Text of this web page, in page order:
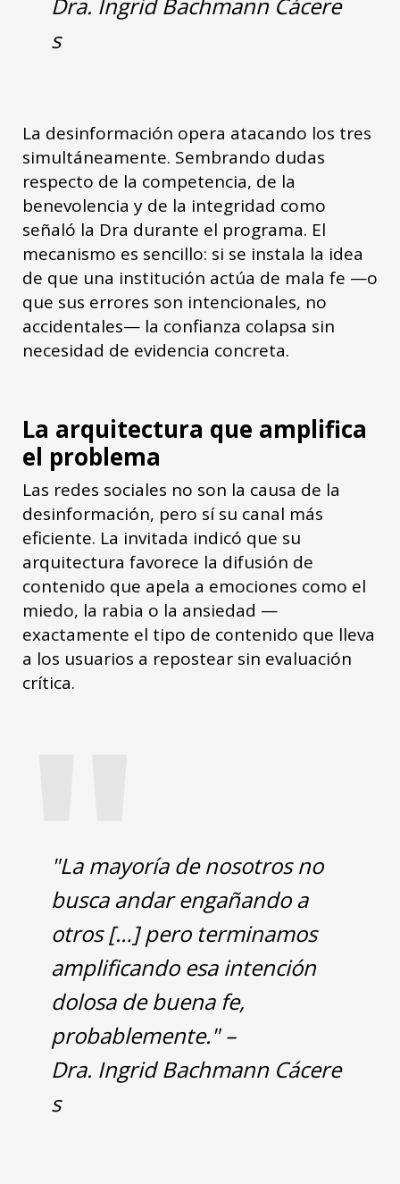
Dra. Ingrid Bachmann Cácere
s
La desinformación opera atacando los tres
simultáneamente. Sembrando dudas
respecto de la competencia, de la
benevolencia y de la integridad como
señaló la Dra durante el programa. El
mecanismo es sencillo: si se instala la idea
de que una institución actúa de mala fe —o
que sus errores son intencionales, no
accidentales— la confianza colapsa sin
necesidad de evidencia concreta.
La arquitectura que amplifica
el problema
Las redes sociales no son la causa de la
desinformación, pero sí su canal más
eficiente. La invitada indicó que su
arquitectura favorece la difusión de
contenido que apela a emociones como el
miedo, la rabia o la ansiedad —
exactamente el tipo de contenido que lleva
a los usuarios a repostear sin evaluación
crítica."
"La mayoría de nosotros no
busca andar engañando a
otros […] pero terminamos
amplificando esa intención
dolosa de buena fe,
probablemente." –
Dra. Ingrid Bachmann Cácere
s